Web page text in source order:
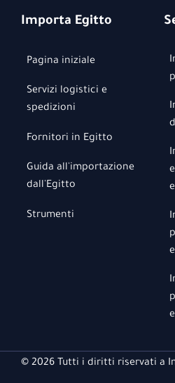
Importa Egitto
Pagina iniziale
Servizi logistici e
spedizioni
Fornitori in Egitto
Guida all'importazione
dall'Egitto
Strumenti
© 2026 Tutti i diritti riservati a